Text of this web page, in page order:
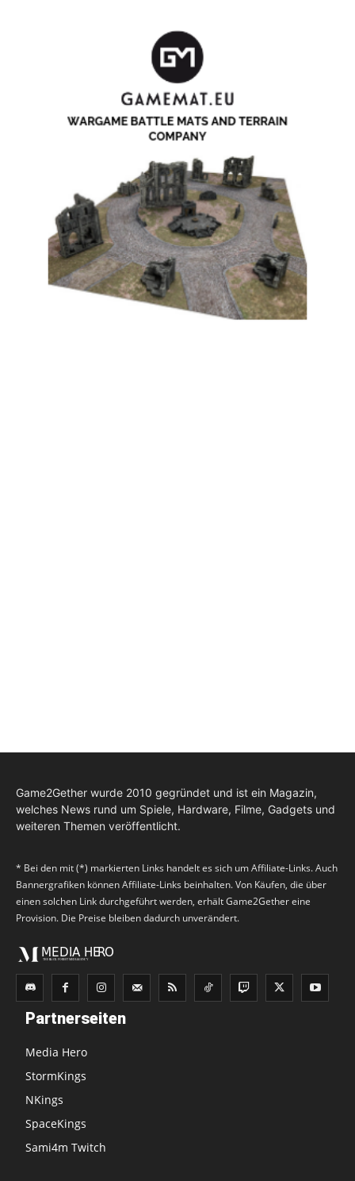
Game2Gether wurde 2010 gegründet und ist ein Magazin,
welches News rund um Spiele, Hardware, Filme, Gadgets und
weiteren Themen veröffentlicht.
* Bei den mit (*) markierten Links handelt es sich um Affiliate-Links. Auch
Bannergrafiken können Affiliate-Links beinhalten. Von Käufen, die über
einen solchen Link durchgeführt werden, erhält Game2Gether eine
Provision. Die Preise bleiben dadurch unverändert.
Partnerseiten
Media Hero
StormKings
NKings
SpaceKings
Sami4m Twitch